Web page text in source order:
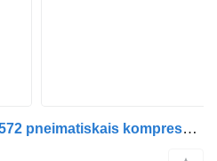
DAF LF45 (01.01-) K0084572 pneimatiskais kompresors paredzēts DAF LF45, LF55, LF180, CF65, CF75, CF85 (2001-) kravas automašīnas